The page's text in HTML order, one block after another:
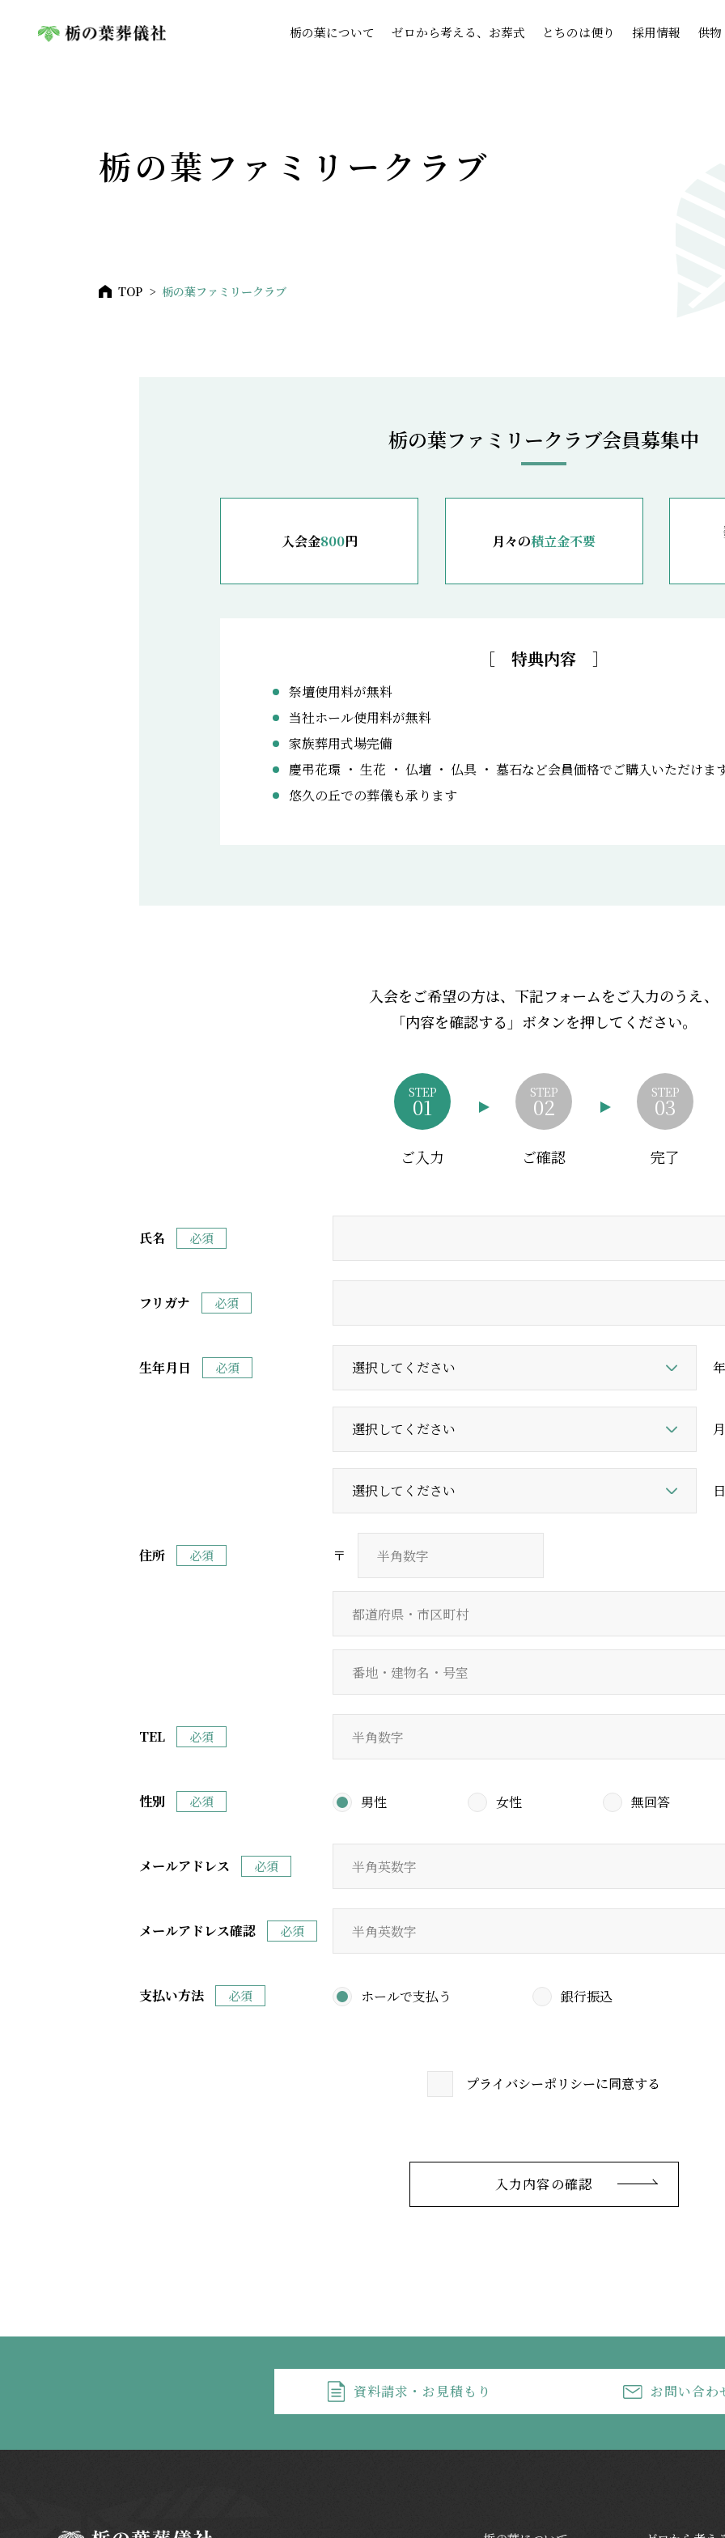
栃の葉について ゼロから考える、お葬式 とちのは便り 採用情報 供
栃の葉ファミリークラブ
TOP 栃の葉ファミリークラブ
栃の葉ファミリークラブ会員募集中
入会金800円 月々の積立金不要
［ 特典内容 ］
祭壇使用料が無料
当社ホール使用料が無料
家族葬用式場完備
慶弔花環 ・ 生花 ・ 仏壇 ・ 仏具 ・ 墓石など会員価格でご購入いただけま
悠久の丘での葬儀も承ります
入会をご希望の方は、下記フォームをご入力のうえ、
「内容を確認する」ボタンを押してください。
STEP
01
ご入力
STEP
02
ご確認
STEP
03
完了
氏名 必須
フリガナ 必須
生年月日 必須 年
月
日
住所 必須 〒
TEL 必須
性別 必須 男性 女性 無回答
メールアドレス 必須
メールアドレス確認 必須
支払い方法 必須 ホールで支払う 銀行振込
プライバシーポリシーに同意する
入力内容の確認
資料請求・ お見積もり お問い合わ